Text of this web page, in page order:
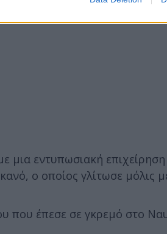
μια εντυπωσιακή
ο οποίος γλίτωσε μόλις
που έπεσε σε γκρεμό στο